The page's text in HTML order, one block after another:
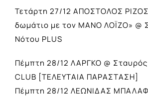
Τετάρτη 27/12 ΑΠΟΣΤΟΛΟΣ ΡΙΖΟΣ
δωμάτιο με τον ΜΑΝΟ ΛΟΪΖΟ» @
Νότου PLUS
Πέμπτη 28/12 ΛΑΡΓΚΟ @
CLUB [ΤΕΛΕΥΤΑΙΑ ΠΑΡΑΣΤΑΣΗ]
Πέμπτη 28/12 ΛΕΩΝΙΔΑΣ